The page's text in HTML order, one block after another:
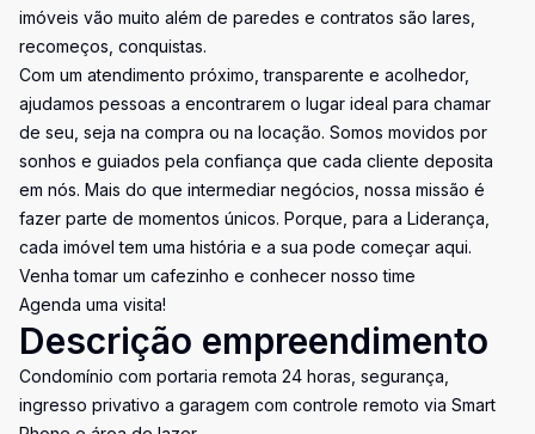
imóveis vão muito além de paredes e contratos são lares,
recomeços, conquistas.
Com um atendimento próximo, transparente e acolhedor,
ajudamos pessoas a encontrarem o lugar ideal para chamar
de seu, seja na compra ou na locação. Somos movidos por
sonhos e guiados pela confiança que cada cliente deposita
em nós. Mais do que intermediar negócios, nossa missão é
fazer parte de momentos únicos. Porque, para a Liderança,
cada imóvel tem uma história e a sua pode começar aqui.
Venha tomar um cafezinho e conhecer nosso time
Agenda uma visita!
Descrição empreendimento
Condomínio com portaria remota 24 horas, segurança,
ingresso privativo a garagem com controle remoto via Smart